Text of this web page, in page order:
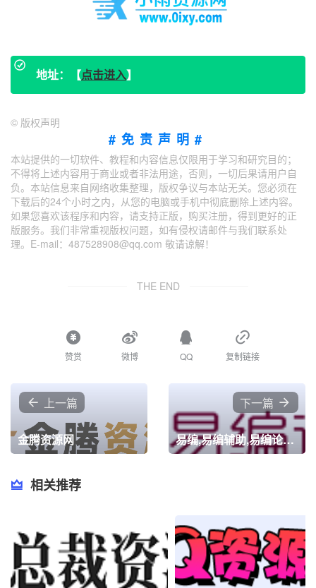
地址：【点击进入】
© 版权声明
#免责声明#
本站提供的一切软件、教程和内容信息仅限用于学习和研究目的；
不得将上述内容用于商业或者非法用途，否则，一切后果请用户自
负。本站信息来自网络收集整理，版权争议与本站无关。您必须在
下载后的24个小时之内，从您的电脑或手机中彻底删除上述内容。
如果您喜欢该程序和内容，请支持正版，购买注册，得到更好的正
版服务。我们非常重视版权问题，如有侵权请邮件与我们联系处
理。E-mail：487528908@qq.com 敬请谅解！
THE END
赞赏 微博 QQ 复制链接
上一篇
金腾资源网
下一篇
易编,易编辅助,易编论坛,易语言全网火爆原创辅助基地,集技术交流、视频教程、资源共享、游戏辅助,网站源码,辅助破解
相关推荐